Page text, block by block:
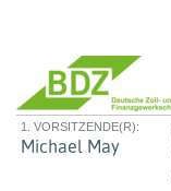
1. VORSITZENDE(R):
Michael May